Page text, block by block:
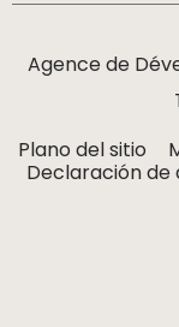
Agence de
Plano del sitio
Declaración